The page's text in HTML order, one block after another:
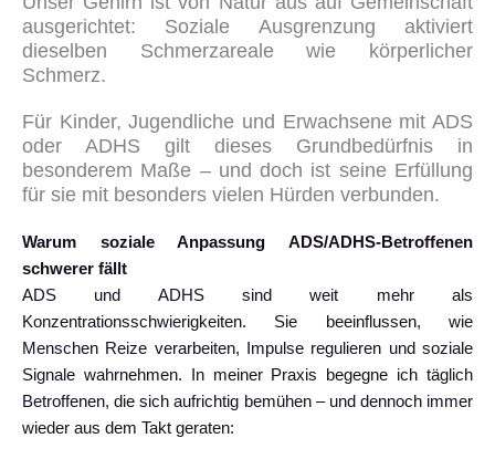
ausgerichtet: Soziale Ausgrenzung aktiviert
dieselben Schmerzareale wie körperlicher
Schmerz.
Für Kinder, Jugendliche und Erwachsene mit ADS
oder ADHS gilt dieses Grundbedürfnis in
besonderem Maße – und doch ist seine Erfüllung
für sie mit besonders vielen Hürden verbunden.
Warum soziale Anpassung ADS/ADHS-Betroffenen
schwerer fällt
ADS und ADHS sind weit mehr als
Konzentrationsschwierigkeiten. Sie beeinflussen, wie
Menschen Reize verarbeiten, Impulse regulieren und soziale
Signale wahrnehmen. In meiner Praxis begegne ich täglich
Betroffenen, die sich aufrichtig bemühen – und dennoch immer
wieder aus dem Takt geraten: